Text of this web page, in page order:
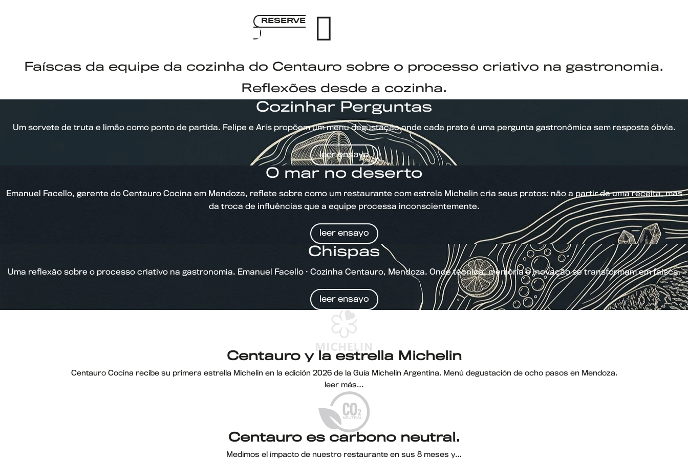

RESERVE
MENU DEGUSTAÇÃO
CARTA DE VINHOS
BROCHURE
FAQ
ENSAIOS
EVENTOS
Aberto: Quarta a Segunda. 19h às 01h.
Perú 1156 - Ciudad de Mendoza
Faíscas da equipe da cozinha do Centauro sobre o processo criativo na gastronomia.
Reflexões desde a cozinha.
Cozinhar Perguntas
Um sorvete de truta e limão como ponto de partida. Felipe e Aris propõem um menu degustação onde cada prato é uma pergunta gastronômica sem resposta óbvia.
leer ensayo
O mar no deserto
Emanuel Facello, gerente do Centauro Cocina em Mendoza, reflete sobre como um restaurante com estrela Michelin cria seus pratos: não a partir de uma receita, mas
da troca de influências que a equipe processa inconscientemente.
leer ensayo
Chispas
Uma reflexão sobre o processo criativo na gastronomia. Emanuel Facello · Cozinha Centauro, Mendoza. Onde técnica, memória e inovação se transformam em faísca.
leer ensayo
Centauro y la estrella Michelin
Centauro Cocina recibe su primera estrella Michelin en la edición 2026 de la Guía Michelin Argentina. Menú degustación de ocho pasos en Mendoza.
leer más…
Centauro es carbono neutral.
Medimos el impacto de nuestro restaurante en sus 8 meses y…